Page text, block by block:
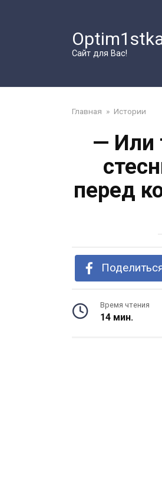
Сайт для Вас!
Главная » Истории
— Или
перед
Время чтения
14 мин.